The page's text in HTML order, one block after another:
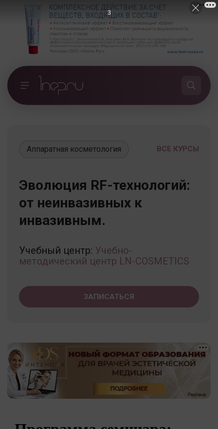
ВСЕ КУРСЫ
Аппаратная косметология
Эволюция RF-технологий:
от неинвазивных к
инвазивным.
Учебный центр: Учебно-
методический центр LN-COSMETICS
ЗАПИСАТЬСЯ
3